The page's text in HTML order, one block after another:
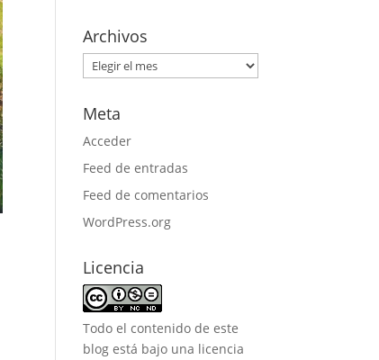
Archivos
Archivos
Meta
Acceder
Feed de entradas
Feed de comentarios
WordPress.org
Licencia
Todo el contenido de este
blog está bajo una licencia